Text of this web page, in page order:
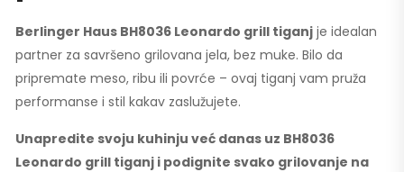
Berlinger Haus BH8036 Leonardo grill tiganj je idealan
partner za savršeno grilovana jela, bez muke. Bilo da
pripremate meso, ribu ili povrće – ovaj tiganj vam pruža
performanse i stil kakav zaslužujete.
Unapredite svoju kuhinju već danas uz BH8036
Leonardo grill tiganj i podignite svako grilovanje na